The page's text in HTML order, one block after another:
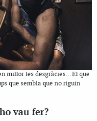
millor les desgràcies… El que
que sembla que no riguin
vau fer?